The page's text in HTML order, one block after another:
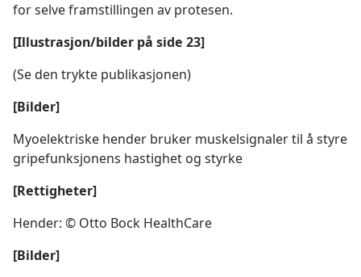
for selve framstillingen av protesen.
[Illustrasjon/bilder på side 23]
(Se den trykte publikasjonen)
[Bilder]
Myoelektriske hender bruker muskelsignaler til å styre
gripefunksjonens hastighet og styrke
[Rettigheter]
Hender: © Otto Bock HealthCare
[Bilder]